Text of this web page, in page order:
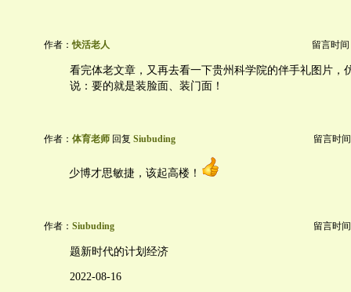
作者：快活老人 留言时间
看完体老文章，又再去看一下贵州科学院的伴手礼图片，
说：要的就是装脸面、装门面！
作者： 体育老师 回复 Siubuding 留言时
少博才思敏捷，该起高楼！
作者： Siubuding 留言时
题新时代的计划经济
2022-08-16